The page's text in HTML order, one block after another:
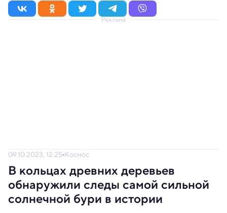
Реклама
09.10.2023, 12:25 Космос
В кольцах древних деревьев
обнаружили следы самой сильной
солнечной бури в истории